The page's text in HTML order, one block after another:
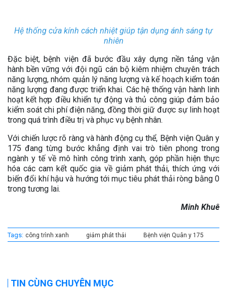
Hệ thống cửa kính cách nhiệt giúp tận dụng ánh sáng tự
nhiên
Đặc biệt, bệnh viện đã bước đầu xây dựng nền tảng vận
hành bền vững với đội ngũ cán bộ kiêm nhiệm chuyên trách
năng lượng, nhóm quản lý năng lượng và kế hoạch kiểm toán
năng lượng đang được triển khai. Các hệ thống vận hành linh
hoạt kết hợp điều khiển tự động và thủ công giúp đảm bảo
kiểm soát chi phí điện năng, đồng thời giữ được sự linh hoạt
trong quá trình điều trị và phục vụ bệnh nhân.
Với chiến lược rõ ràng và hành động cụ thể, Bệnh viện Quân y
175 đang từng bước khẳng định vai trò tiên phong trong
ngành y tế về mô hình công trình xanh, góp phần hiện thực
hóa các cam kết quốc gia về giảm phát thải, thích ứng với
biến đổi khí hậu và hướng tới mục tiêu phát thải ròng bằng 0
trong tương lai.
Minh Khuê
Tags: công trình xanh giảm phát thải Bệnh viện Quân y 175
TIN CÙNG CHUYÊN MỤC